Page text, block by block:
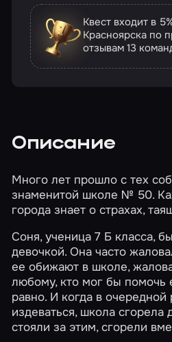
Квест входит в
Красноярска по
отзывам13
Описание
Много лет прошло с тех
знаменитой школе № 50.
города знает о страхах,
Соня, ученица 7 Б класса,
девочкой. Она часто
ее обижают в школе,
любому, кто мог бы помочь
равно. И когда в очередной
издеваться, школа сгорела
стояли за этим, сгорели